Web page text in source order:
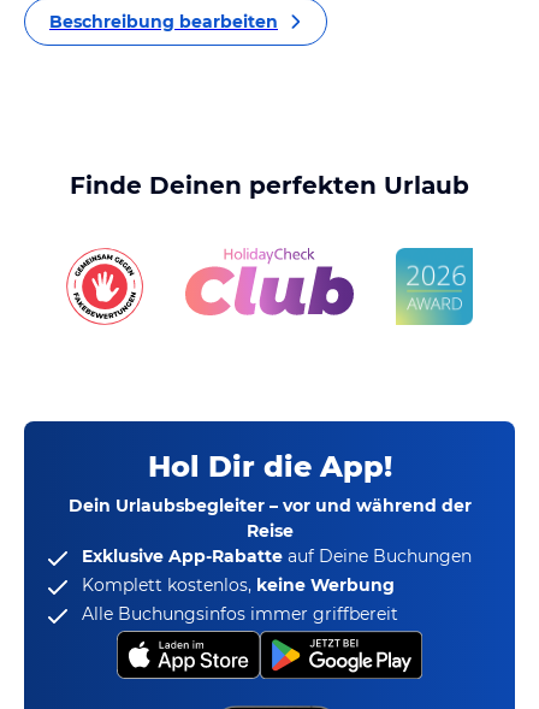
Beschreibung bearbeiten
Finde Deinen perfekten Urlaub
Hol Dir die App!
Dein Urlaubsbegleiter – vor und während der
Reise
Exklusive App-Rabatte auf Deine Buchungen
Komplett kostenlos, keine Werbung
Alle Buchungsinfos immer griffbereit